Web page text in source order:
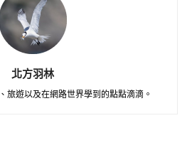
北方羽林
旅遊以及在網路世界學到的點點滴滴。